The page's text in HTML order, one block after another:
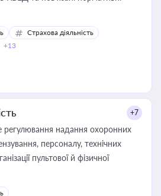
Страхова діяльність
+13
+7
регулювання надання охоронних
персоналу, технічних
пультової й фізичної